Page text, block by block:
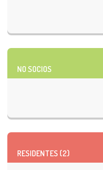
NO SOCIOS
RESIDENTES (2)